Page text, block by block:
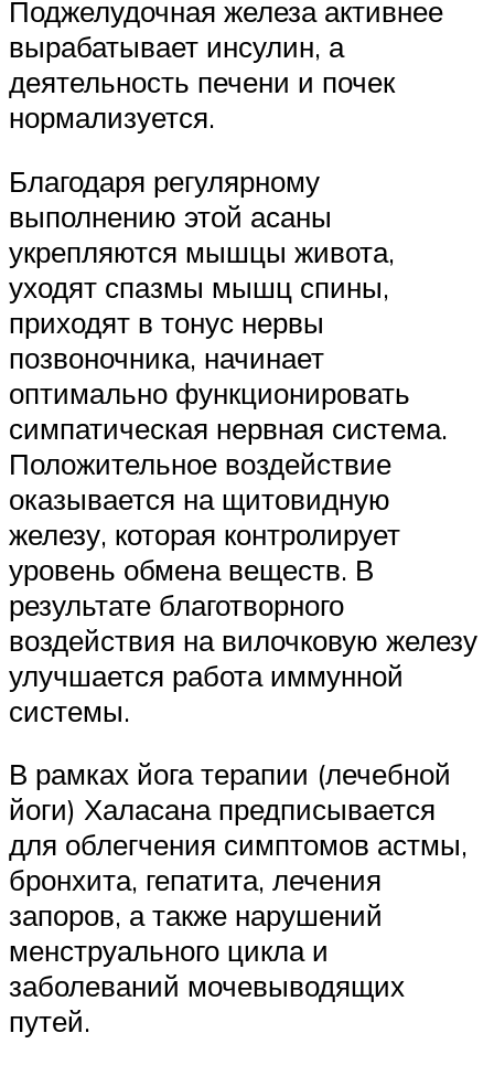
Поджелудочная железа активнее
вырабатывает инсулин, а
деятельность печени и почек
нормализуется.
Благодаря регулярному
выполнению этой асаны
укрепляются мышцы живота,
уходят спазмы мышц спины,
приходят в тонус нервы
позвоночника, начинает
оптимально функционировать
симпатическая нервная система.
Положительное воздействие
оказывается на щитовидную
железу, которая контролирует
уровень обмена веществ. В
результате благотворного
воздействия на вилочковую железу
улучшается работа иммунной
системы.
В рамках йога терапии (лечебной
йоги) Халасана предписывается
для облегчения симптомов астмы,
бронхита, гепатита, лечения
запоров, а также нарушений
менструального цикла и
заболеваний мочевыводящих
путей.